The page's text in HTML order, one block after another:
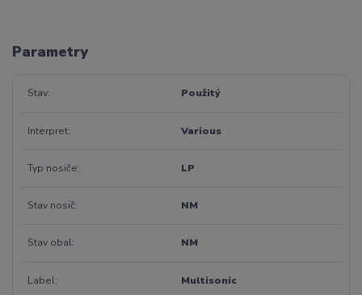
Parametry
Stav Použitý
Interpret Various
Typ nosiče LP
Stav nosič NM
Stav obal NM
Label Multisonic